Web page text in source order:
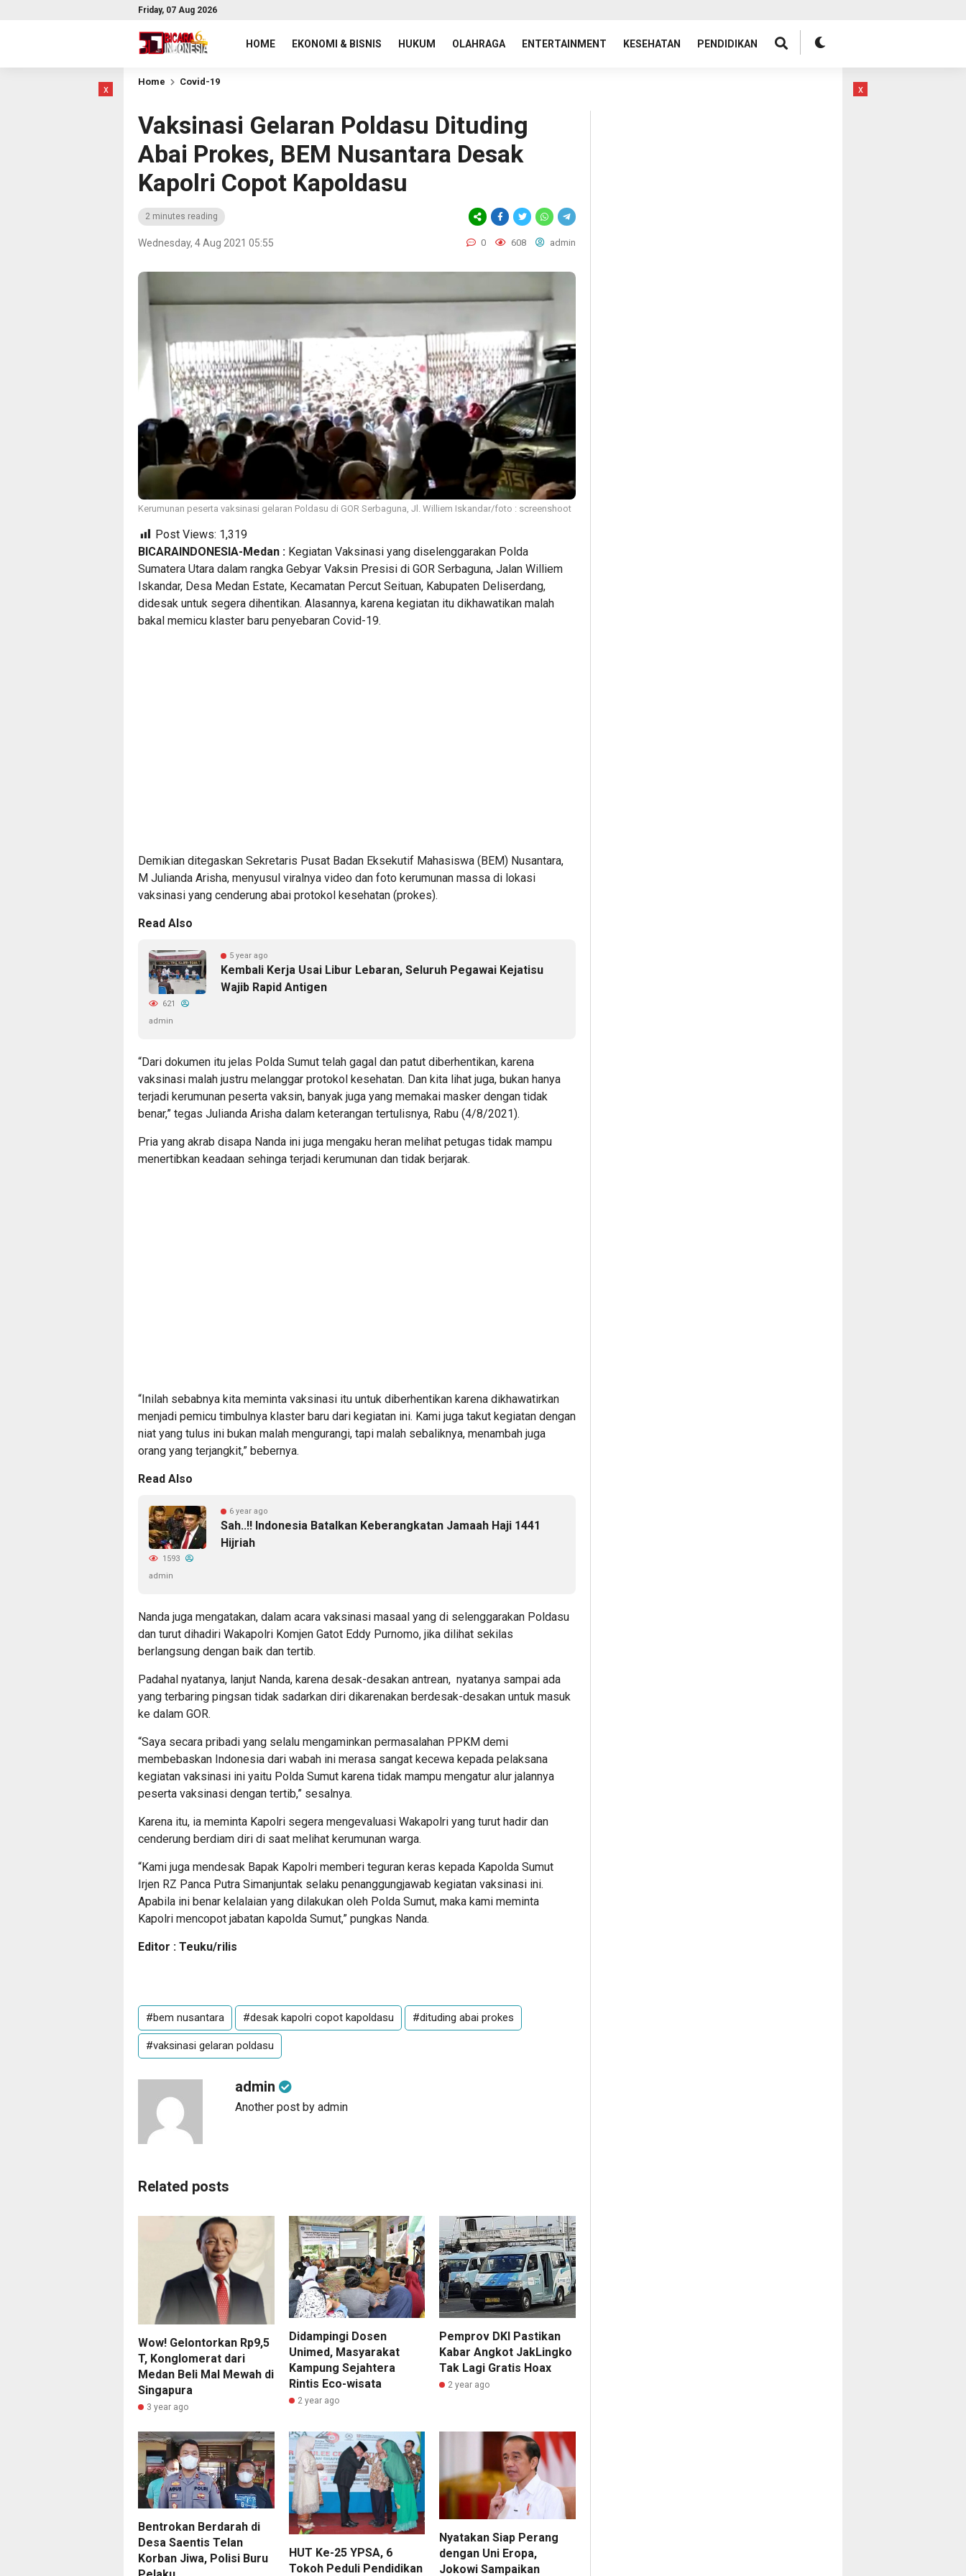
Friday, 07 Aug 2026
HOME EKONOMI & BISNIS HUKUM OLAHRAGA ENTERTAINMENT KESEHATAN PENDIDIKAN
x
Home Covid-19
Vaksinasi Gelaran Poldasu Dituding
Abai Prokes, BEM Nusantara Desak
Kapolri Copot Kapoldasu
2 minutes reading
Wednesday, 4 Aug 2021 05:55 0 608 admin
Kerumunan peserta vaksinasi gelaran Poldasu di GOR Serbaguna, Jl. Williem Iskandar/foto : screenshoot
Post Views: 1,319
BICARAINDONESIA-Medan : Kegiatan Vaksinasi yang diselenggarakan Polda
Sumatera Utara dalam rangka Gebyar Vaksin Presisi di GOR Serbaguna, Jalan Williem
Iskandar, Desa Medan Estate, Kecamatan Percut Seituan, Kabupaten Deliserdang,
didesak untuk segera dihentikan. Alasannya, karena kegiatan itu dikhawatikan malah
bakal memicu klaster baru penyebaran Covid-19.
Demikian ditegaskan Sekretaris Pusat Badan Eksekutif Mahasiswa (BEM) Nusantara,
M Julianda Arisha, menyusul viralnya video dan foto kerumunan massa di lokasi
vaksinasi yang cenderung abai protokol kesehatan (prokes).
Read Also
5 year ago
Kembali Kerja Usai Libur Lebaran, Seluruh Pegawai Kejatisu
Wajib Rapid Antigen
621
admin
“Dari dokumen itu jelas Polda Sumut telah gagal dan patut diberhentikan, karena
vaksinasi malah justru melanggar protokol kesehatan. Dan kita lihat juga, bukan hanya
terjadi kerumunan peserta vaksin, banyak juga yang memakai masker dengan tidak
benar,” tegas Julianda Arisha dalam keterangan tertulisnya, Rabu (4/8/2021).
Pria yang akrab disapa Nanda ini juga mengaku heran melihat petugas tidak mampu
menertibkan keadaan sehinga terjadi kerumunan dan tidak berjarak.
“Inilah sebabnya kita meminta vaksinasi itu untuk diberhentikan karena dikhawatirkan
menjadi pemicu timbulnya klaster baru dari kegiatan ini. Kami juga takut kegiatan dengan
niat yang tulus ini bukan malah mengurangi, tapi malah sebaliknya, menambah juga
orang yang terjangkit,” bebernya.
Read Also
6 year ago
Sah..!! Indonesia Batalkan Keberangkatan Jamaah Haji 1441
Hijriah
1593
admin
Nanda juga mengatakan, dalam acara vaksinasi masaal yang di selenggarakan Poldasu
dan turut dihadiri Wakapolri Komjen Gatot Eddy Purnomo, jika dilihat sekilas
berlangsung dengan baik dan tertib.
Padahal nyatanya, lanjut Nanda, karena desak-desakan antrean, nyatanya sampai ada
yang terbaring pingsan tidak sadarkan diri dikarenakan berdesak-desakan untuk masuk
ke dalam GOR.
“Saya secara pribadi yang selalu mengaminkan permasalahan PPKM demi
membebaskan Indonesia dari wabah ini merasa sangat kecewa kepada pelaksana
kegiatan vaksinasi ini yaitu Polda Sumut karena tidak mampu mengatur alur jalannya
peserta vaksinasi dengan tertib,” sesalnya.
Karena itu, ia meminta Kapolri segera mengevaluasi Wakapolri yang turut hadir dan
cenderung berdiam diri di saat melihat kerumunan warga.
“Kami juga mendesak Bapak Kapolri memberi teguran keras kepada Kapolda Sumut
Irjen RZ Panca Putra Simanjuntak selaku penanggungjawab kegiatan vaksinasi ini.
Apabila ini benar kelalaian yang dilakukan oleh Polda Sumut, maka kami meminta
Kapolri mencopot jabatan kapolda Sumut,” pungkas Nanda.
Editor : Teuku/rilis
#bem nusantara #desak kapolri copot kapoldasu #dituding abai prokes
#vaksinasi gelaran poldasu
admin
Another post by admin
Related posts
Wow! Gelontorkan Rp9,5
T, Konglomerat dari
Medan Beli Mal Mewah di
Singapura
3 year ago
Didampingi Dosen
Unimed, Masyarakat
Kampung Sejahtera
Rintis Eco-wisata
2 year ago
Pemprov DKI Pastikan
Kabar Angkot JakLingko
Tak Lagi Gratis Hoax
2 year ago
Bentrokan Berdarah di
Desa Saentis Telan
Korban Jiwa, Polisi Buru
HUT Ke-25 YPSA, 6
Tokoh Peduli Pendidikan
Nyatakan Siap Perang
dengan Uni Eropa,
Jokowi Sampaikan
x